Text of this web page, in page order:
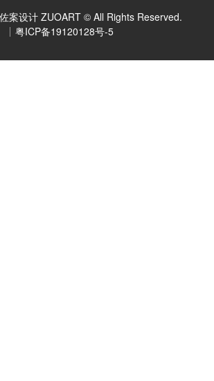
案设计 ZUOART © All Rights Reserved.
粤ICP备19120128号-5